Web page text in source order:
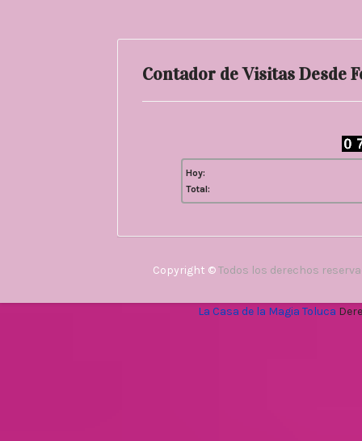
Contador de Visitas Desde
Hoy:
Total:
Copyright ©Todos los derechos
La Casa de la Magia Toluca